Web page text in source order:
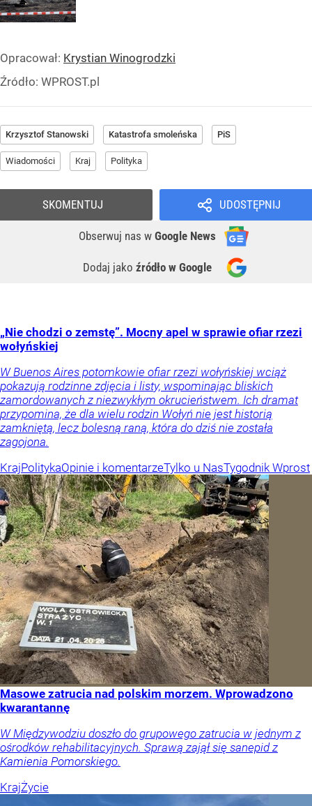
Opracował: Krystian Winogrodzki
Źródło: WPROST.pl
Krzysztof Stanowski Katastrofa smoleńska PiS
Wiadomości Kraj Polityka
UDOSTĘPNIJ
Obserwuj nas w Google News
Dodaj jako źródło w Google
SKOMENTUJ
„Nie chodzi o zemstę”. Mocny apel w sprawie ofiar rzezi
wołyńskiej
W Buenos Aires potomkowie ofiar rzezi wołyńskiej wciąż
pokazują rodzinne zdjęcia i listy, wspominając bliskich
zamordowanych z niezwykłym okrucieństwem. Ich dramat
przypomina, że dla wielu rodzin Wołyń nie jest historią
zamkniętą, lecz bolesną raną, która do dziś nie została
zagojona.
KrajPolitykaOpinie i komentarzeTylko u NasTygodnik Wprost
Masowe zatrucia nad polskim morzem. Wprowadzono
kwarantannę
W Międzywodziu doszło do grupowego zatrucia w jednym z
ośrodków rehabilitacyjnych. Sprawą zajął się sanepid z
Kamienia Pomorskiego.
KrajŻycie